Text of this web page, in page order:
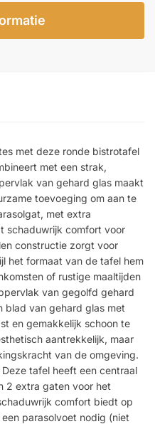
met deze ronde bistrotafel
met een strak,
van gehard glas maakt
toevoeging om aan te
met extra
schaduwrijk comfort voor
constructie zorgt voor
het formaat van de tafel hem
of rustige maaltijden
van gegolfd gehard
blad van gehard glas met
en gemakkelijk schoon te
aantrekkelijk, maar
van de omgeving.
Deze tafel heeft een centraal
2 extra gaten voor het
comfort biedt op
parasolvoet nodig (niet